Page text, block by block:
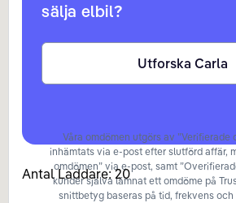
sälja elbil?
Utforska Carla
Våra omdömen utgörs av ”Verifierade
inhämtats via e-post efter slutförd affär,
omdömen” via e-post, samt
kunder själva lämnat ett omdöme på
snittbetyg baseras på tid, frekvens
Antal Laddare:20